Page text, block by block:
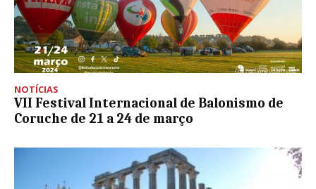
NOTÍCIAS
VII Festival Internacional de Balonismo de
Coruche de 21 a 24 de março